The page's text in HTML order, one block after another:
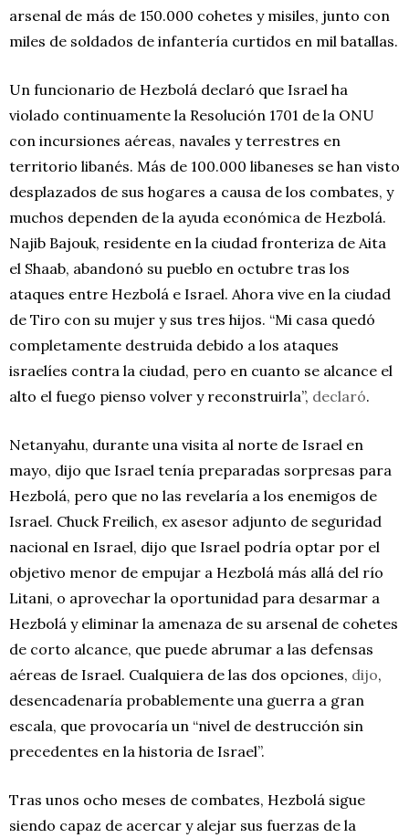
arsenal de más de 150.000 cohetes y misiles, junto con
miles de soldados de infantería curtidos en mil batallas.
Un funcionario de Hezbolá declaró que Israel ha
violado continuamente la Resolución 1701 de la ONU
con incursiones aéreas, navales y terrestres en
territorio libanés. Más de 100.000 libaneses se han visto
desplazados de sus hogares a causa de los combates, y
muchos dependen de la ayuda económica de Hezbolá.
Najib Bajouk, residente en la ciudad fronteriza de Aita
el Shaab, abandonó su pueblo en octubre tras los
ataques entre Hezbolá e Israel. Ahora vive en la ciudad
de Tiro con su mujer y sus tres hijos. “Mi casa quedó
completamente destruida debido a los ataques
israelíes contra la ciudad, pero en cuanto se alcance el
alto el fuego pienso volver y reconstruirla”, declaró.
Netanyahu, durante una visita al norte de Israel en
mayo, dijo que Israel tenía preparadas sorpresas para
Hezbolá, pero que no las revelaría a los enemigos de
Israel. Chuck Freilich, ex asesor adjunto de seguridad
nacional en Israel, dijo que Israel podría optar por el
objetivo menor de empujar a Hezbolá más allá del río
Litani, o aprovechar la oportunidad para desarmar a
Hezbolá y eliminar la amenaza de su arsenal de cohetes
de corto alcance, que puede abrumar a las defensas
aéreas de Israel. Cualquiera de las dos opciones, dijo,
desencadenaría probablemente una guerra a gran
escala, que provocaría un “nivel de destrucción sin
precedentes en la historia de Israel”.
Tras unos ocho meses de combates, Hezbolá sigue
siendo capaz de acercar y alejar sus fuerzas de la